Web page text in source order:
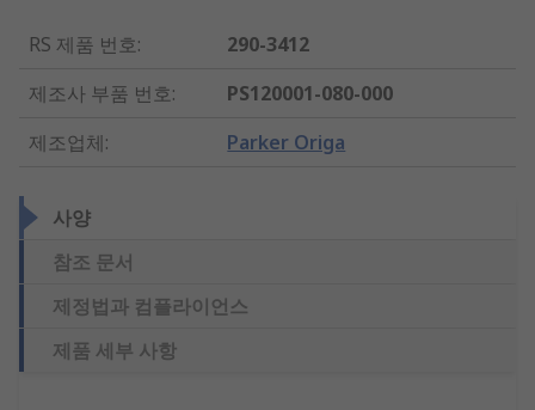
RS 제품 번호:
290-3412
제조사 부품 번호:
PS120001-080-000
제조업체: Parker Origa
사양
참조 문서
제정법과 컴플라이언스
제품 세부 사항